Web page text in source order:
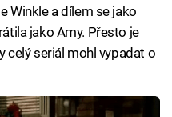
Winkle a dílem se jako
jako Amy. Přesto je
celý seriál mohl vypadat o